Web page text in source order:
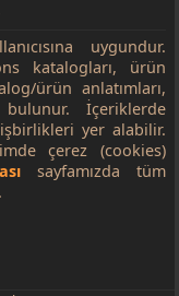
uygundur.
katalogları, ürün
ürün anlatımları,
İçeriklerde
yer alabilir.
çerez (cookies)
sayfamızda tüm